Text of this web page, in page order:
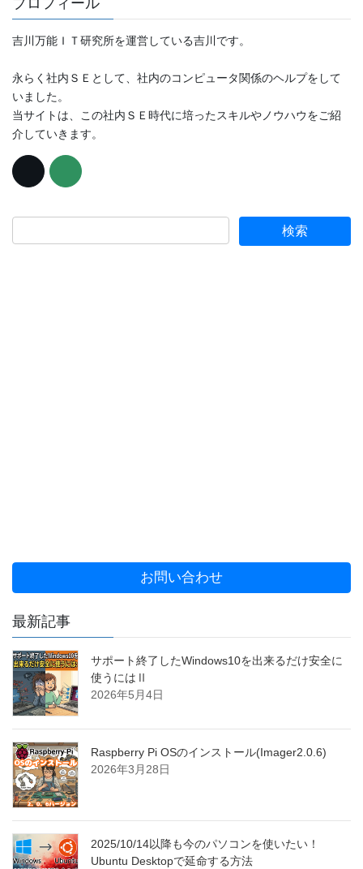
吉川万能ＩＴ研究所を運営している吉川です。
永らく社内ＳＥとして、社内のコンピュータ関係のヘルプをして
いました。
当サイトは、この社内ＳＥ時代に培ったスキルやノウハウをご紹
介していきます。
お問い合わせ
最新記事
サポート終了したWindows10を出来るだけ安全に
使うにはⅡ
2026年5月4日
Raspberry Pi OSのインストール(Imager2.0.6)
2026年3月28日
2025/10/14以降も今のパソコンを使いたい！
Ubuntu Desktopで延命する方法